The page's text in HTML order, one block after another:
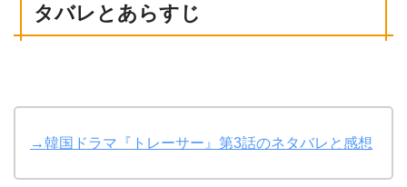
タバレとあらすじ
→韓国ドラマ『トレーサー』第3話のネタバレと感想